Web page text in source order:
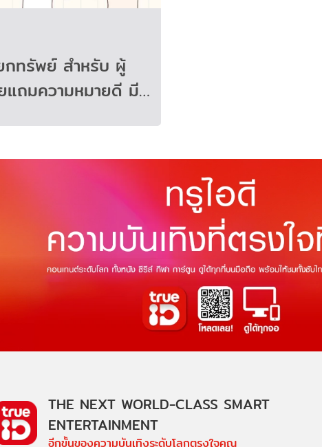
กทรัพย์ สำหรับ ผู้
แถมความหมายดี มี…
THE NEXT WORLD-CLASS SMART
ENTERTAINMENT
อีกขั้นของความบันเทิงระดับโลกตรงใจคุณ